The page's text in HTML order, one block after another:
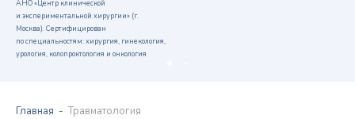
АНО «Центр клинической
и экспериментальной хирургии» (г.
Москва). Сертифицирован
по специальностям: хирургия, гинекология,
урология, колопроктология и онкология
Главная Травматология